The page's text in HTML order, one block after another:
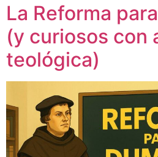
La Reforma
(y curiosos con
teológica)